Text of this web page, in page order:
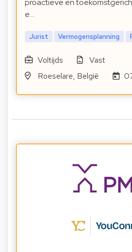
proactieve en
e…
Jurist Vermogensplanning
Voltijds
Vast
Roeselare, België